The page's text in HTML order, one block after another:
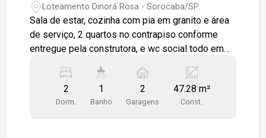
Loteamento Dinorá Rosa - Sorocaba/SP
Sala de estar, cozinha com pia em granito e área
de serviço, 2 quartos no contrapiso conforme
entregue pela construtora, e wc social todo em
2 vagas de garagem. Condomínio com portaria
24h, piscina adulto e infantil, salão de festas,
quadra poliesportiva.
2
Dorm.
1
Banho
2
Garagens
47.28 m²
Const.